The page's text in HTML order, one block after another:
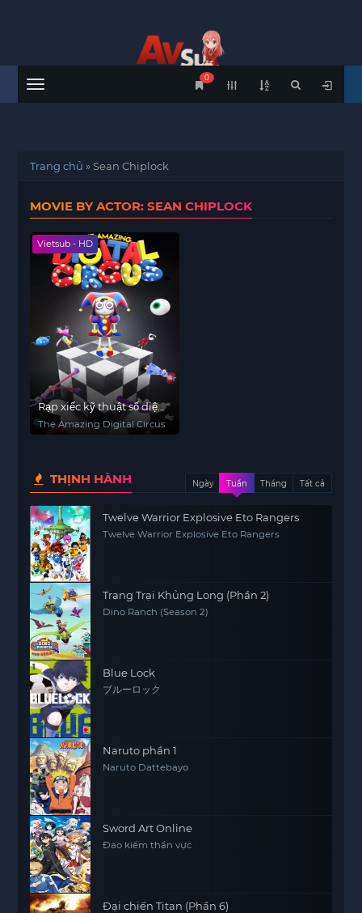
Menu
0
Trang chủ »Sean Chiplock
MOVIE BY ACTOR: SEAN CHIPLOCK
Vietsub - HD
Rạp xiếc kỹ thuật số diệu
kỳ
The Amazing Digital Circus
THỊNH HÀNH Ngày Tuần Tháng Tất cả
Twelve Warrior Explosive Eto Rangers
Twelve Warrior Explosive Eto Rangers
Trang Trại Khủng Long (Phần 2)
Dino Ranch (Season 2)
Blue Lock
ブルーロック
Naruto phần 1
Naruto Dattebayo
Sword Art Online
Đao kiếm thần vực
Đại chiến Titan (Phần 6)